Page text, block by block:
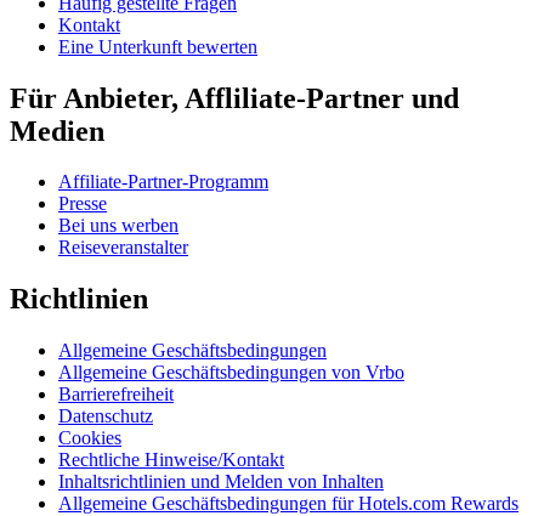
Kontakt
Eine Unterkunft bewerten
Für Anbieter, Affliliate-Partner und
Medien
Affiliate-Partner-Programm
Presse
Bei uns werben
Reiseveranstalter
Richtlinien
Allgemeine Geschäftsbedingungen
Allgemeine Geschäftsbedingungen von Vrbo
Barrierefreiheit
Datenschutz
Cookies
Rechtliche Hinweise/Kontakt
Inhaltsrichtlinien und Melden von Inhalten
Allgemeine Geschäftsbedingungen für Hotels.com Rewards